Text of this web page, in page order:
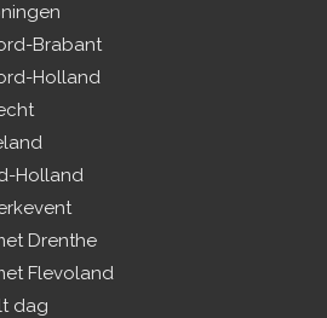
Brabant
Holland
Holland
Drenthe
Flevoland
dag